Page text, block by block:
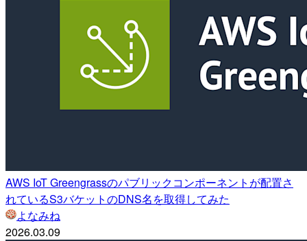
AWS IoT Greengrassのパブリックコンポーネントが配置さ
れているS3バケットのDNS名を取得してみた
よなみね
2026.03.09